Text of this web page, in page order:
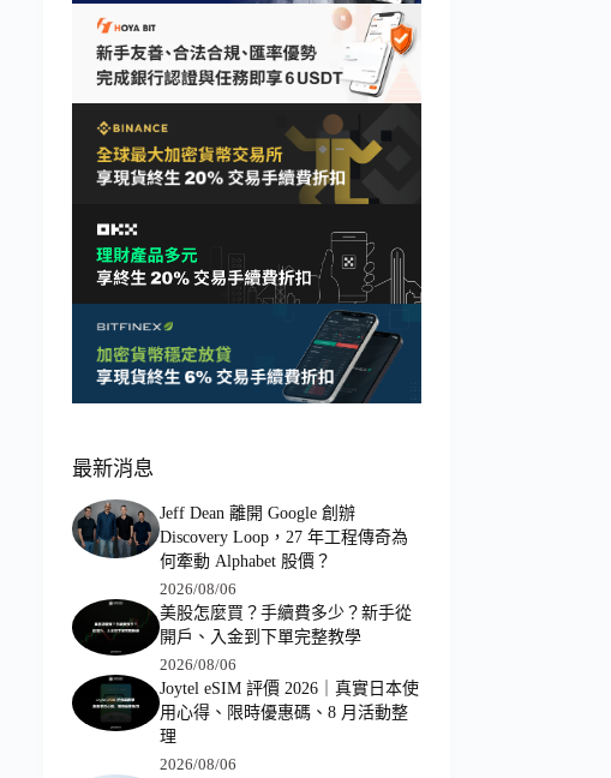
最新消息
Jeff Dean 離開 Google 創辦
Discovery Loop，27 年工程傳奇為
何牽動 Alphabet 股價？
2026/08/06
美股怎麼買？手續費多少？新手從
開戶、入金到下單完整教學
2026/08/06
Joytel eSIM 評價 2026｜真實日本使
用心得、限時優惠碼、8 月活動整
理
2026/08/06